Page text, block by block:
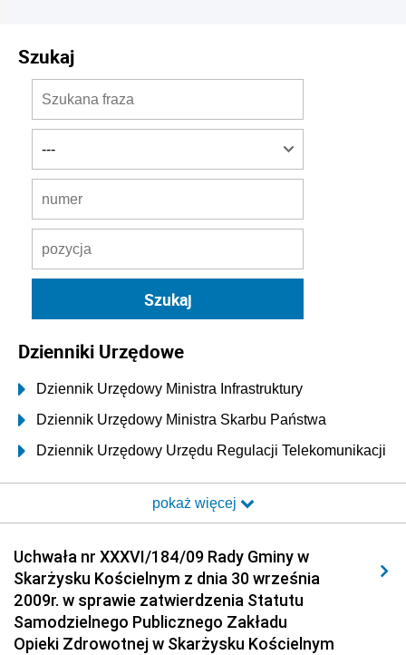
Szukaj
Dzienniki Urzędowe
Dziennik Urzędowy Ministra Infrastruktury
Dziennik Urzędowy Ministra Skarbu Państwa
Dziennik Urzędowy Urzędu Regulacji Telekomunikacji
Dziennik Urzędowy Ministra Transportu i Budownictwa
Elektronicznej
Dziennik Urzędowy Ministra Spraw Wewnętrznych i
Administracji
Dziennik Urzędowy Ministra Transportu
pokaż więcej
Uchwała nr XXXVI/184/09 Rady Gminy w
Skarżysku Kościelnym z dnia 30 września
2009r. w sprawie zatwierdzenia Statutu
Samodzielnego Publicznego Zakładu
Opieki Zdrowotnej w Skarżysku Kościelnym